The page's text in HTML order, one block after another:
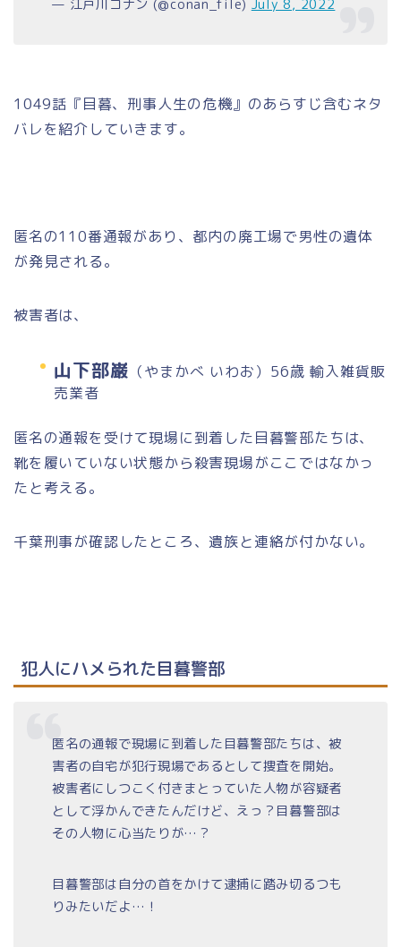
— 江戸川コナン (@conan_file) July 8, 2022
1049話『目暮、刑事人生の危機』のあらすじ含むネタ
バレを紹介していきます。
匿名の110番通報があり、都内の廃工場で男性の遺体
が発見される。
被害者は、
山下部巌 （やまかべ いわお）56歳 輸入雑貨販
売業者
匿名の通報を受けて現場に到着した目暮警部たちは、
靴を履いていない状態から殺害現場がここではなかっ
たと考える。
千葉刑事が確認したところ、遺族と連絡が付かない。
犯人にハメられた目暮警部
匿名の通報で現場に到着した目暮警部たちは、被
害者の自宅が犯行現場であるとして捜査を開始。
被害者にしつこく付きまとっていた人物が容疑者
として浮かんできたんだけど、えっ？目暮警部は
その人物に心当たりが…？
目暮警部は自分の首をかけて逮捕に踏み切るつも
りみたいだよ…！